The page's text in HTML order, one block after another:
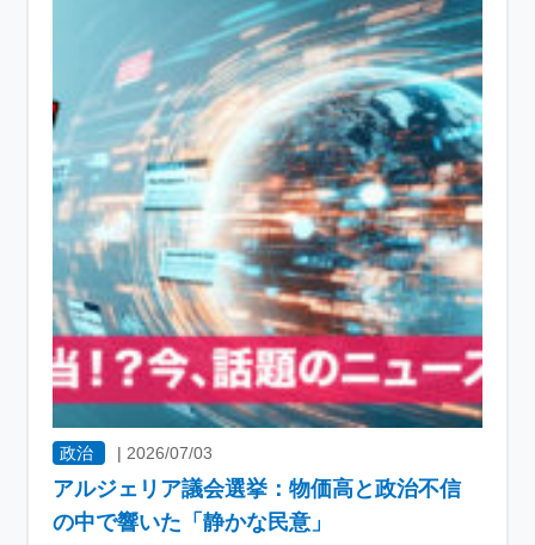
政治 | 2026/07/03
アルジェリア議会選挙：物価高と政治不信
の中で響いた「静かな民意」